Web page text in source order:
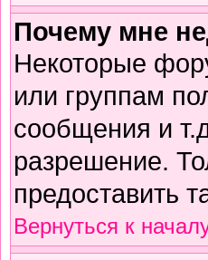
Почему мне
Некоторые
или группам
сообщения и
разрешение.
предоставить
Вернуться к